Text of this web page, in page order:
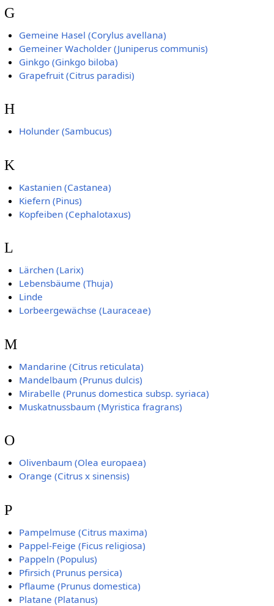
G
Gemeine Hasel (Corylus avellana)
Gemeiner Wacholder (Juniperus communis)
Ginkgo (Ginkgo biloba)
Grapefruit (Citrus paradisi)
H
Holunder (Sambucus)
K
Kastanien (Castanea)
Kiefern (Pinus)
Kopfeiben (Cephalotaxus)
L
Lärchen (Larix)
Lebensbäume (Thuja)
Linde
Lorbeergewächse (Lauraceae)
M
Mandarine (Citrus reticulata)
Mandelbaum (Prunus dulcis)
Mirabelle (Prunus domestica subsp. syriaca)
Muskatnussbaum (Myristica fragrans)
O
Olivenbaum (Olea europaea)
Orange (Citrus x sinensis)
P
Pampelmuse (Citrus maxima)
Pappel-Feige (Ficus religiosa)
Pappeln (Populus)
Pfirsich (Prunus persica)
Pflaume (Prunus domestica)
Platane (Platanus)